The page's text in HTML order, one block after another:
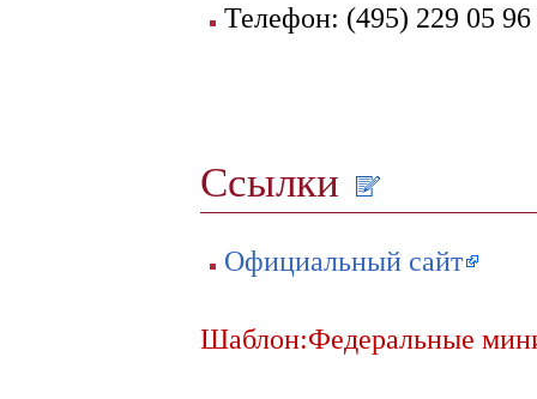
Телефон: (495) 229 05 96
Ссылки
Официальный сайт
Шаблон:Федеральные